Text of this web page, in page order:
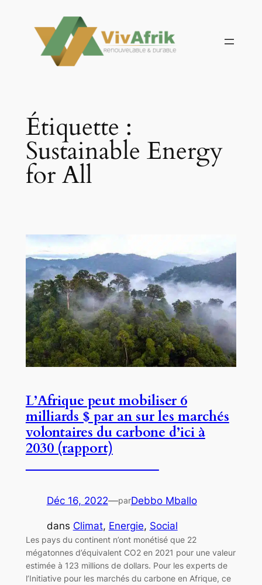
contenu
Étiquette :
Sustainable Energy
for All
L’Afrique peut mobiliser 6
milliards $ par an sur les marchés
volontaires du carbone d’ici à
2030 (rapport)
Déc 16, 2022—parDebbo Mballo
dans Climat, Energie, Social
Les pays du continent n’ont monétisé que 22
mégatonnes d’équivalent CO2 en 2021 pour une valeur
estimée à 123 millions de dollars. Pour les experts de
l’Initiative pour les marchés du carbone en Afrique, ce